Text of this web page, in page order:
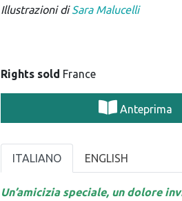
Illustrazioni diSara Malucelli
Rights sold France
Anteprima
ITALIANO ENGLISH
Un’amicizia speciale, un dolore